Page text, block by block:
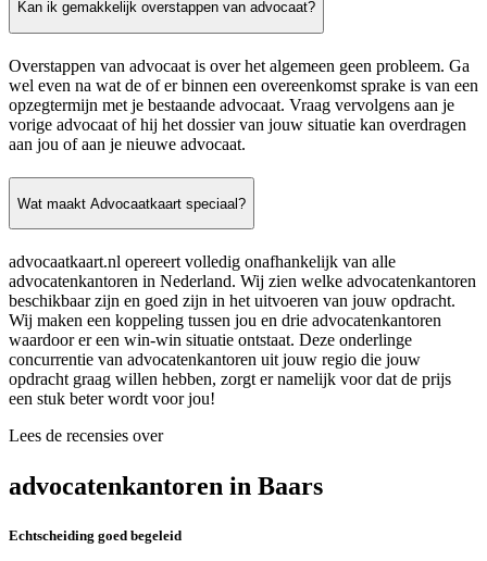
Kan ik gemakkelijk overstappen van advocaat?
Overstappen van advocaat is over het algemeen geen probleem. Ga
wel even na wat de of er binnen een overeenkomst sprake is van een
opzegtermijn met je bestaande advocaat. Vraag vervolgens aan je
vorige advocaat of hij het dossier van jouw situatie kan overdragen
aan jou of aan je nieuwe advocaat.
Wat maakt Advocaatkaart speciaal?
advocaatkaart.nl opereert volledig onafhankelijk van alle
advocatenkantoren in Nederland. Wij zien welke advocatenkantoren
beschikbaar zijn en goed zijn in het uitvoeren van jouw opdracht.
Wij maken een koppeling tussen jou en drie advocatenkantoren
waardoor er een win-win situatie ontstaat. Deze onderlinge
concurrentie van advocatenkantoren uit jouw regio die jouw
opdracht graag willen hebben, zorgt er namelijk voor dat de prijs
een stuk beter wordt voor jou!
Lees de recensies over
advocatenkantoren in Baars
Echtscheiding goed begeleid